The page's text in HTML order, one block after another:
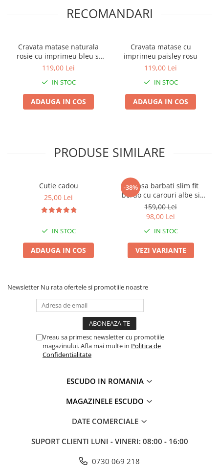
RECOMANDARI
Cravata matase naturala
rosie cu imprimeu bleu si
bej
119,00 Lei
IN STOC
ADAUGA IN COS
Cravata matase cu
imprimeu paisley rosu
119,00 Lei
IN STOC
ADAUGA IN COS
PRODUSE SIMILARE
Cutie cadou
25,00 Lei
IN STOC
ADAUGA IN COS
-38%
Camasa barbati slim fit
bordo cu carouri albe si
bleumarin
159,00 Lei
98,00 Lei
IN STOC
VEZI VARIANTE
Newsletter Nu rata ofertele si promotiile noastre
Vreau sa primesc newsletter cu promotiile
magazinului. Afla mai multe in Politica de
Confidentialitate
ESCUDO IN ROMANIA
MAGAZINELE ESCUDO
DATE COMERCIALE
SUPORT CLIENTI LUNI - VINERI: 08:00 - 16:00
0730 069 218